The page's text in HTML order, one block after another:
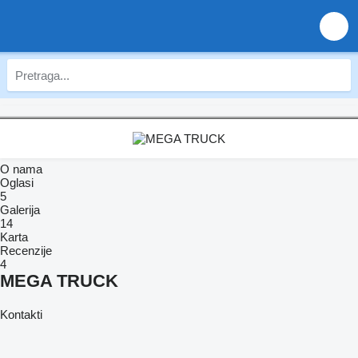
O nama
Oglasi
5
Galerija
14
Karta
Recenzije
4
MEGA TRUCK
Kontakti